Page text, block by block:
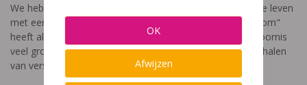
We hebben een video gemaakt die toont hoe het is om te leven
met een leerstoornis. De film met als titel: "Ik heet niet dom"
heeft als doel aan te tonen dat de impact van een leerstoornis
veel groter is dan enkel wat je ziet in de klas. Je hoort verhalen
van verschillende leerlingen en ouders.
OK
Afwijzen